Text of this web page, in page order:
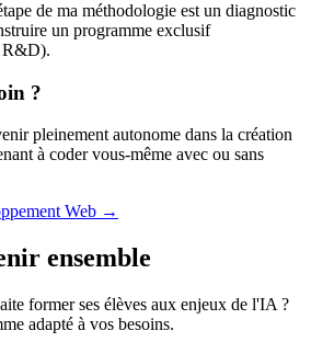
de ma méthodologie est un diagnostic
un programme exclusif
R&D).
?
pleinement autonome dans la création
à coder vous-même avec ou sans
Web →
ensemble
former ses élèves aux enjeux de l'IA ?
adapté à vos besoins.